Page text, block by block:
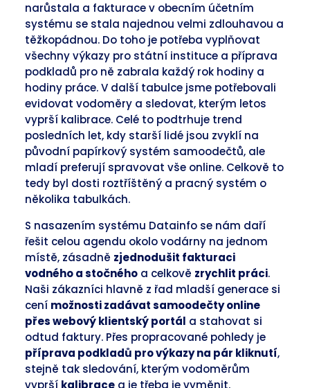
narůstala a fakturace v obecním účetním
systému se stala najednou velmi zdlouhavou a
těžkopádnou. Do toho je potřeba vyplňovat
všechny výkazy pro státní instituce a příprava
podkladů pro ně zabrala každý rok hodiny a
hodiny práce. V další tabulce jsme potřebovali
evidovat vodoměry a sledovat, kterým letos
vyprší kalibrace. Celé to podtrhuje trend
posledních let, kdy starší lidé jsou zvyklí na
původní papírkový systém samoodečtů, ale
mladí preferují spravovat vše online. Celkově to
tedy byl dosti roztříštěný a pracný systém o
několika tabulkách.
S nasazením systému Datainfo se nám daří
řešit celou agendu okolo vodárny na jednom
místě, zásadně zjednodušit fakturaci
vodného a stočného a celkově zrychlit práci.
Naši zákazníci hlavně z řad mladší generace si
cení možnosti zadávat samoodečty online
přes webový klientský portál a stahovat si
odtud faktury. Přes propracované pohledy je
příprava podkladů pro výkazy na pár kliknutí,
stejně tak sledování, kterým vodoměrům
vyprší kalibrace a je třeba je vyměnit.